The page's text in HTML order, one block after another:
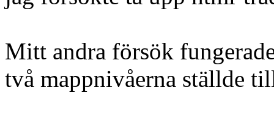
Mitt andra försök
två mappnivåerna ställde